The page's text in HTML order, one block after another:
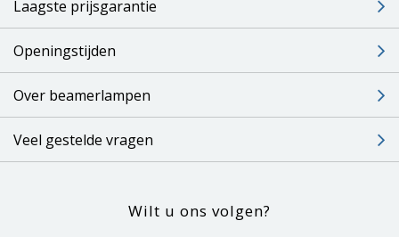
Laagste prijsgarantie
Openingstijden
Over beamerlampen
Veel gestelde vragen
Wilt u ons volgen?